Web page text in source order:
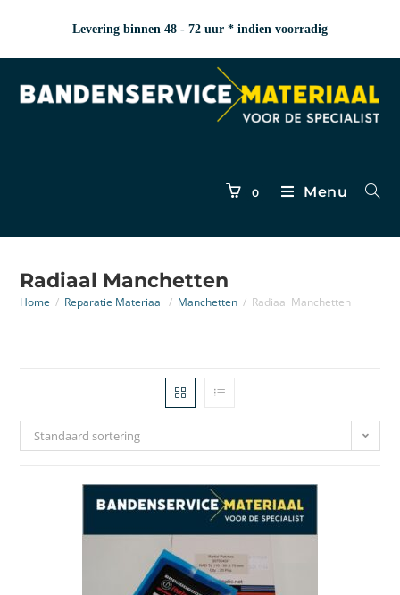
Levering binnen 48 - 72 uur * indien voorradig
0 Menu
Radiaal Manchetten
Home / Reparatie Materiaal / Manchetten / Radiaal Manchetten
Standaard sortering